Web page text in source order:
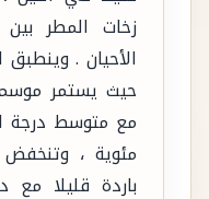
زخات المطر
الأحيان .
حيث يستمر
مئوية ،